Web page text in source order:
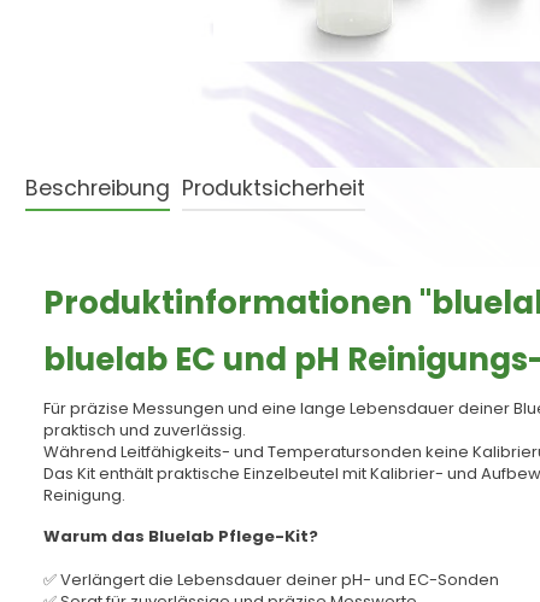
Beschreibung Produktsicherheit
Produktinformationen
bluelab EC und pH
Für präzise Messungen und eine lange Lebensdauer deiner
praktisch und zuverlässig.
Während Leitfähigkeits- und Temperatursonden keine
Das Kit enthält praktische Einzelbeutel mit Kalibrier- und
Reinigung.
Warum das Bluelab Pflege-Kit?
✅ Verlängert die Lebensdauer deiner pH- und EC-Sonden